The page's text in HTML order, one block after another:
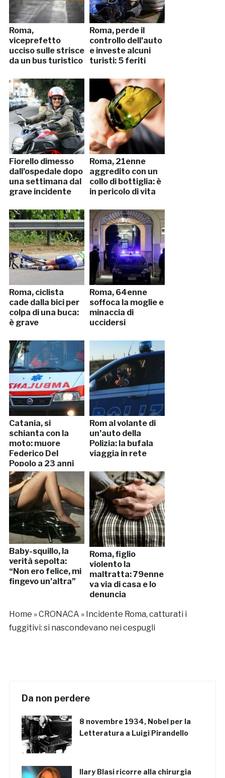
Roma,
viceprefetto
ucciso sulle strisce
da un bus turistico
Roma, perde il
controllo dell’auto
e investe alcuni
turisti: 5 feriti
Fiorello dimesso
dall’ospedale dopo
una settimana dal
grave incidente
Roma, 21enne
aggredito con un
collo di bottiglia: è
in pericolo di vita
Roma, ciclista
cade dalla bici per
colpa di una buca:
è grave
Roma, 64enne
soffoca la moglie e
minaccia di
uccidersi
Catania, si
schianta con la
moto: muore
Federico Del
Popolo a 23 anni
Rom al volante di
un’auto della
Polizia: la bufala
viaggia in rete
Baby-squillo, la
verità sepolta:
“Non ero felice, mi
fingevo un’altra”
Roma, figlio
violento la
maltratta: 79enne
va via di casa e lo
denuncia
Home »CRONACA » Incidente Roma, catturati i
fuggitivi: si nascondevano nei cespugli
Da non perdere
8 novembre 1934, Nobel per la
Letteratura a Luigi Pirandello
Ilary Blasi ricorre alla chirurgia